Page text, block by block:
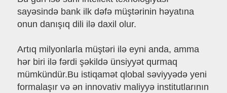
sayəsində bank ilk dəfə müştərinin həyatına
onun danışıq dili ilə daxil olur.
Artıq milyonlarla müştəri ilə eyni anda, amma
hər biri ilə fərdi şəkildə ünsiyyət qurmaq
mümkündür.Bu istiqamət qlobal səviyyədə yeni
formalaşır və ən innovativ maliyyə institutlarının